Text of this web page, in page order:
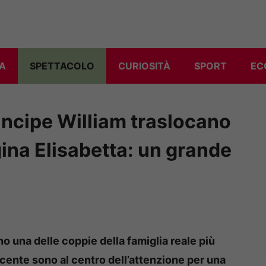
SPETTACOLO CURIOSITÀ SPORT
William traslocano
Elisabetta: un grande
una delle coppie della famiglia reale più
sono al centro dell’attenzione per una